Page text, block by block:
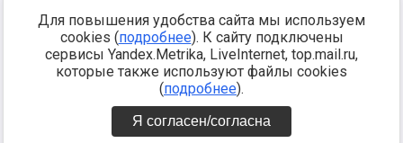
Благотворительный пансионат Ак Умут, Русская республика Русь,
Арестантское уголовное единство, Башкорт, Нация и свобода, W.H.С., Фалунь
Дафа, Иртыш Ultras, Русский Патриотический клуб-Новокузнецк/РПК,
Сибирский державный союз, Фонд борьбы с коррупцией, Фонд защиты прав
граждан, Штабы Навального, Совет граждан СССР Прикубанского округа г.
Краснодара
https://minjust.gov.ru/ru/documents/7822/
Для повышения удобства сайта мы используем
cookies (подробнее). К сайту подключены
сервисы Yandex.Metrika, LiveInternet, top.mail.ru,
которые также используют файлы cookies
(подробнее).
Я согласен/согласна